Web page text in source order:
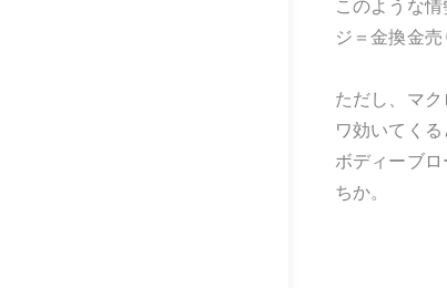
このような
ジ＝金換金
ただし、マ
ワ効いてく
ボディーブ
ちか。